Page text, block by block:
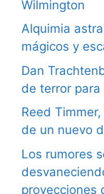
Wilmington
Alquimia
mágicos y
Dan
de terror
Reed
de un nuevo
Los rumores
proyecciones